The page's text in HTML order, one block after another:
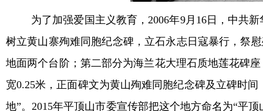
为了加强爱国主义教育，2006年9月16日，中共
树立黄山寨殉难同胞纪念碑，立石永志日寇暴行，祭
地面两个台阶；第二部分为海兰花大理石质地莲花碑
宽0.25米，正面碑文为黄山殉难同胞纪念碑及立碑时
地”。2015年平顶山市委宣传部把这个地方命名为“平